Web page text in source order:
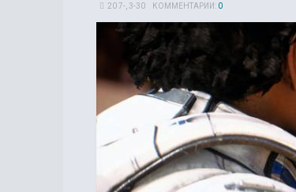
20 7-, 3-30 КОММЕНТАРИИ: 0